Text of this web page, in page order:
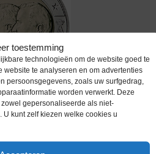
toestemming
technologieën om de website goed te
website te analyseren en om advertenties
persoonsgegevens, zoals uw surfgedrag,
worden verwerkt. Deze
gepersonaliseerde als niet-
kunt zelf kiezen welke cookies u
/ 2005 / 2 Euro / Unc /
& Albert